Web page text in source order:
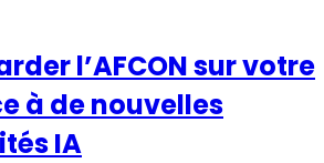
l’AFCON sur votre
à de nouvelles
IA